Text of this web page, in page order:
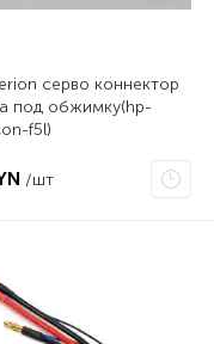
серво коннектор
под обжимку(hp-
f5l)
/шт